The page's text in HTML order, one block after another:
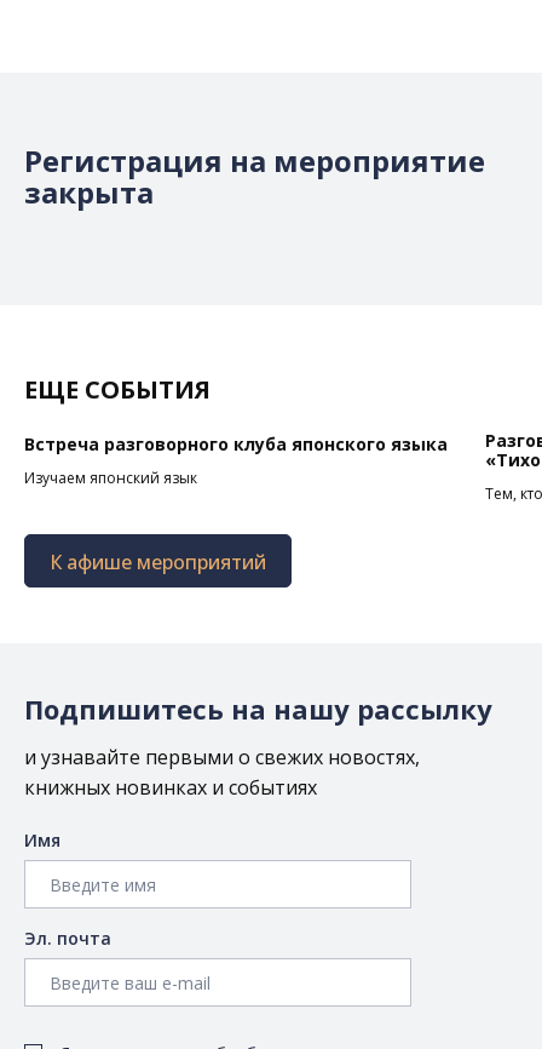
Регистрация на мероприятие
закрыта
ЕЩЕ СОБЫТИЯ
Встреча разговорного клуба японского языка
Изучаем японский язык
Тем,
К афише мероприятий
Подпишитесь на нашу рассылку
и узнавайте первыми о свежих новостях,
книжных новинках и событиях
Имя
Эл. почта